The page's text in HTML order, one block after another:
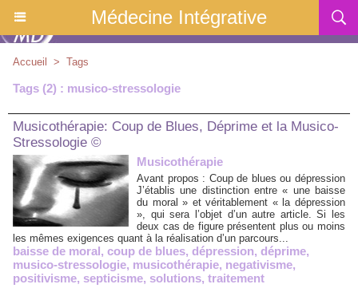
Médecine Intégrative
Accueil > Tags
Tags (2) : musico-stressologie
Musicothérapie: Coup de Blues, Déprime et la Musico-
Stressologie ©
Musicothérapie
Avant propos : Coup de blues ou dépression
J’établis une distinction entre « une baisse
du moral » et véritablement « la dépression
», qui sera l’objet d’un autre article. Si les
deux cas de figure présentent plus ou moins
les mêmes exigences quant à la réalisation d’un parcours...
baisse de moral, coup de blues, dépression, déprime,
musico-stressologie, musicothérapie, negativisme,
positivisme, septicisme, solutions, traitement